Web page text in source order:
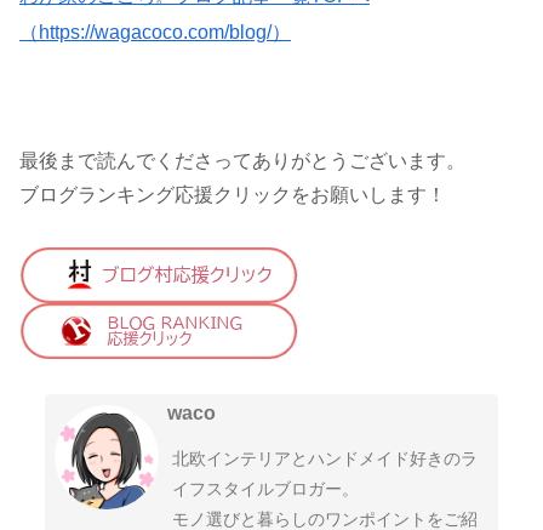
（https://wagacoco.com/blog/）
最後まで読んでくださってありがとうございます。
ブログランキング応援クリックをお願いします！
waco
北欧インテリアとハンドメイド好きのラ
イフスタイルブロガー。
モノ選びと暮らしのワンポイントをご紹